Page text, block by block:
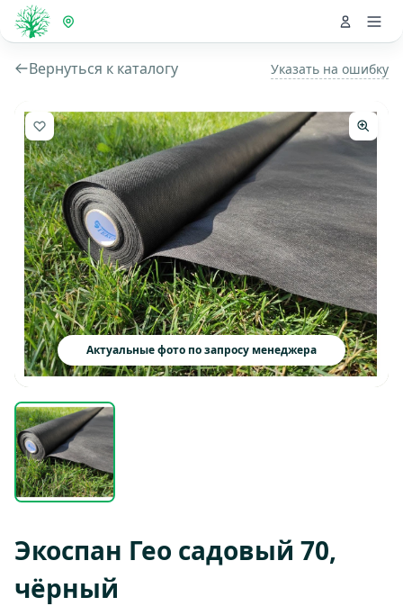
Вернуться к каталогу Указать на ошибку
Актуальные фото по запросу менеджера
Экоспан Гео садовый 70,
чёрный